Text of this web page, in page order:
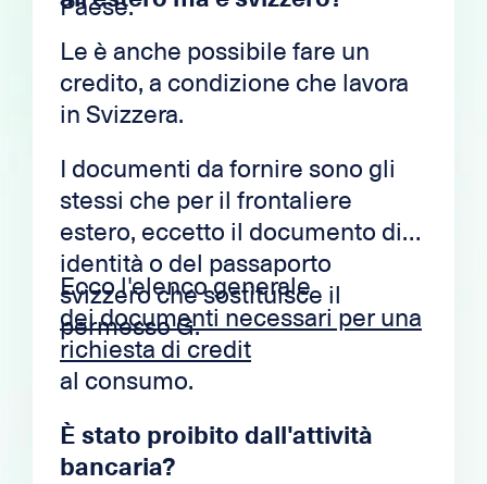
Paese.
Le è anche possibile fare un
credito, a condizione che lavora
in Svizzera.
I documenti da fornire sono gli
stessi che per il frontaliere
estero, eccetto il documento di
identità o del passaporto
svizzero che sostituisce il
permesso G.
Ecco l'elenco generale
dei documenti necessari per una
richiesta di credit
al consumo.
È stato proibito dall'attività
bancaria?